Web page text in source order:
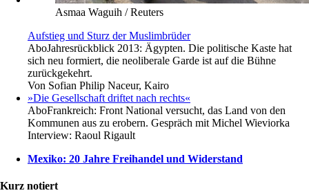
Asmaa Waguih / Reuters
Aufstieg und Sturz der Muslimbrüder
AboJahresrückblick 2013: Ägypten. Die politische Kaste hat
sich neu formiert, die neoliberale Garde ist auf die Bühne
zurückgekehrt.
Von Sofian Philip Naceur, Kairo
»Die Gesellschaft driftet nach rechts«
AboFrankreich: Front National versucht, das Land von den
Kommunen aus zu erobern. Gespräch mit Michel Wieviorka
Interview: Raoul Rigault
Mexiko: 20 Jahre Freihandel und Widerstand
Kurz notiert